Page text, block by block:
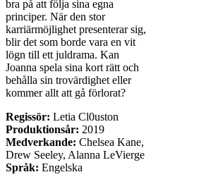
bra på att följa sina egna
principer. När den stor
karriärmöjlighet presenterar sig,
blir det som borde vara en vit
lögn till ett juldrama. Kan
Joanna spela sina kort rätt och
behålla sin trovärdighet eller
kommer allt att gå förlorat?
Regissör: Letia Cl0uston
Produktionsår: 2019
Medverkande: Chelsea Kane,
Drew Seeley, Alanna LeVierge
Språk: Engelska